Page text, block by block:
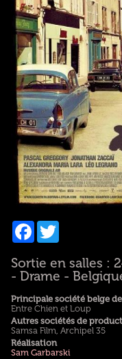
Facebook
Twitter
Sortie en salles :
- Drame -
Principale société belge
Entre Chien et Loup
Autres sociétés de
Samsa Film, Archipel 35
Réalisation
Sam Garbarski